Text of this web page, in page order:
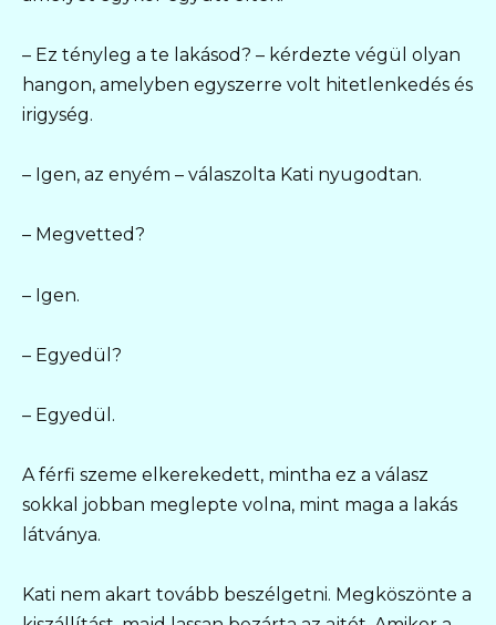
– Ez tényleg a te lakásod? – kérdezte végül olyan
hangon, amelyben egyszerre volt hitetlenkedés és
irigység.
– Igen, az enyém – válaszolta Kati nyugodtan.
– Megvetted?
– Igen.
– Egyedül?
– Egyedül.
A férfi szeme elkerekedett, mintha ez a válasz
sokkal jobban meglepte volna, mint maga a lakás
látványa.
Kati nem akart tovább beszélgetni. Megköszönte a